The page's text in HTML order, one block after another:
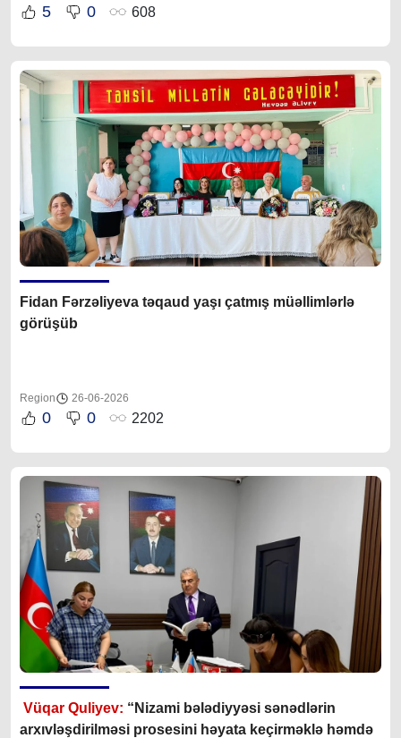
5 0 608
Fidan Fərzəliyeva təqaud yaşı çatmış müəllimlərlə
görüşüb
Region 26-06-2026
0 0 2202
Vüqar Quliyev: “Nizami bələdiyyəsi sənədlərin
arxıvləşdirilməsi prosesini həyata keçirməklə həmdə